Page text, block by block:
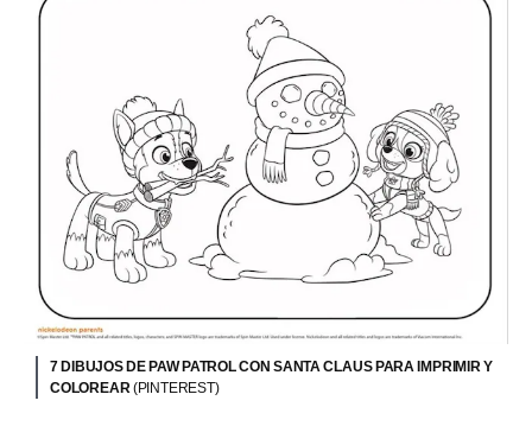
7 DIBUJOS DE PAW PATROL CON SANTA CLAUS PARA IMPRIMIR Y
COLOREAR(PINTEREST)